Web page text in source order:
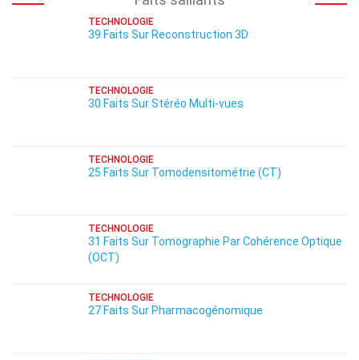
TECHNOLOGIE
39 Faits Sur Reconstruction 3D
TECHNOLOGIE
30 Faits Sur Stéréo Multi-vues
TECHNOLOGIE
25 Faits Sur Tomodensitométrie (CT)
TECHNOLOGIE
31 Faits Sur Tomographie Par Cohérence Optique
(OCT)
TECHNOLOGIE
27 Faits Sur Pharmacogénomique